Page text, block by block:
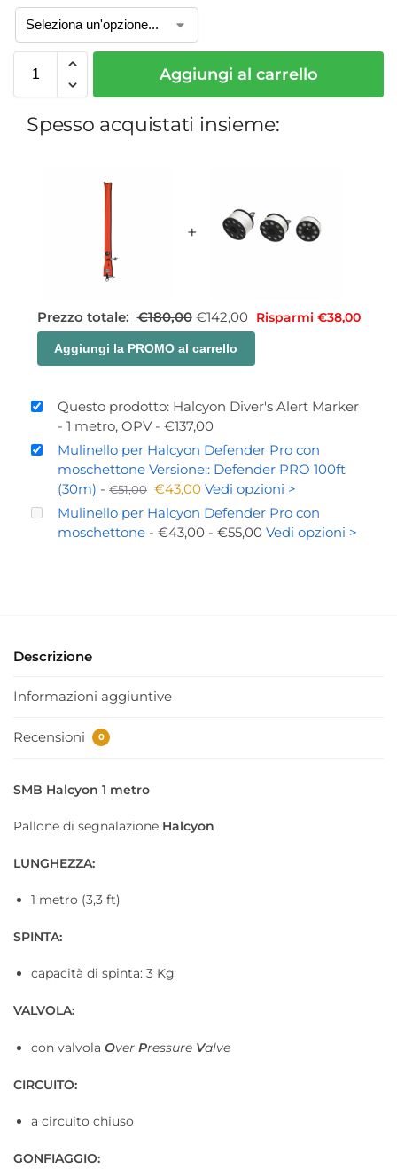
Aggiungi al carrello
Spesso acquistati insieme:
+
Prezzo totale: €180,00 €142,00 Risparmi €38,00
Aggiungi la PROMO al carrello
Questo prodotto: Halcyon Diver's Alert Marker
- 1 metro, OPV - €137,00
Mulinello per Halcyon Defender Pro con
moschettone Versione:: Defender PRO 100ft
(30m) - €51,00 €43,00 Vedi opzioni >
Mulinello per Halcyon Defender Pro con
moschettone - €43,00 - €55,00 Vedi opzioni >
Descrizione
Informazioni aggiuntive
Recensioni 0
SMB Halcyon 1 metro
Pallone di segnalazione Halcyon
LUNGHEZZA:
1 metro (3,3 ft)
SPINTA:
capacità di spinta: 3 Kg
VALVOLA:
con valvola Over Pressure Valve
CIRCUITO:
a circuito chiuso
GONFIAGGIO: